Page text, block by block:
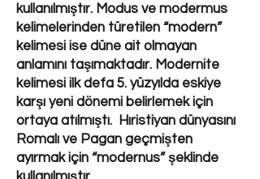
kullanılmıştır. Modus ve modermus
kelimelerinden türetilen “modern”
kelimesi ise düne ait olmayan
anlamını taşımaktadır. Modernite
kelimesi ilk defa 5. yüzyılda eskiye
karşı yeni dönemi belirlemek için
ortaya atılmıştı. Hıristiyan dünyasını
Romalı ve Pagan geçmişten
ayırmak için “modernus” şeklinde